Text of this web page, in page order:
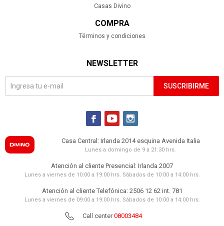
Casas Divino
COMPRA
Términos y condiciones
NEWSLETTER
SUSCRIBIRME
  
Casa Central: Irlanda 2014 esquina Avenida Italia
Lunes a domingo de 9 a 21:30 hrs.
Atención al cliente Presencial: Irlanda 2007
Lunes a viernes de 10:00 a 19:00 hrs. Sábados de 10:00 a 14:00 hrs.
Atención al cliente Telefónica: 2506 12 62 int. 781
Lunes a viernes de 09:00 a 19:00 hrs. Sábados de 10:00 a 14:00 hrs.
Call center08003484